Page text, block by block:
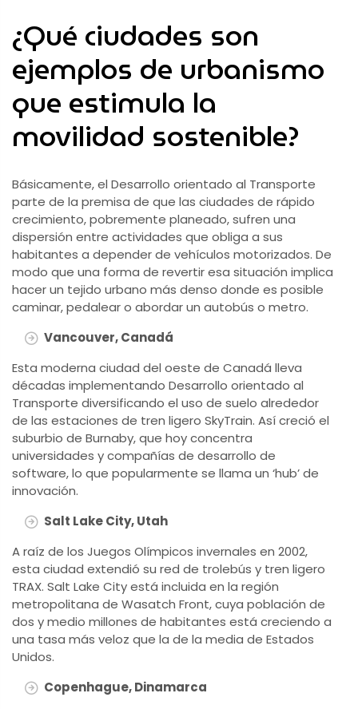
¿Qué ciudades son
ejemplos de urbanismo
que estimula la
movilidad sostenible?
Básicamente, el Desarrollo orientado al Transporte
parte de la premisa de que las ciudades de rápido
crecimiento, pobremente planeado, sufren una
dispersión entre actividades que obliga a sus
habitantes a depender de vehículos motorizados. De
modo que una forma de revertir esa situación implica
hacer un tejido urbano más denso donde es posible
caminar, pedalear o abordar un autobús o metro.
Vancouver, Canadá
Esta moderna ciudad del oeste de Canadá lleva
décadas implementando Desarrollo orientado al
Transporte diversificando el uso de suelo alrededor
de las estaciones de tren ligero SkyTrain. Así creció el
suburbio de Burnaby, que hoy concentra
universidades y compañías de desarrollo de
software, lo que popularmente se llama un ‘hub’ de
innovación.
Salt Lake City, Utah
A raíz de los Juegos Olímpicos invernales en 2002,
esta ciudad extendió su red de trolebús y tren ligero
TRAX. Salt Lake City está incluida en la región
metropolitana de Wasatch Front, cuya población de
dos y medio millones de habitantes está creciendo a
una tasa más veloz que la de la media de Estados
Unidos.
Copenhague, Dinamarca